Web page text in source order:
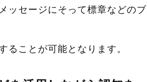
ッセージにそって標章などのブ
ことが可能となります。